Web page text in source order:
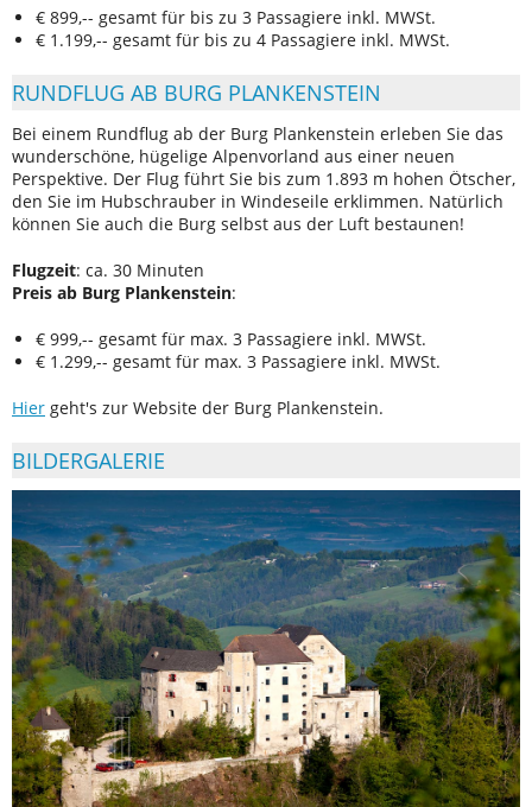
€ 899,-- gesamt für bis zu 3 Passagiere inkl. MWSt.
€ 1.199,-- gesamt für bis zu 4 Passagiere inkl. MWSt.
RUNDFLUG AB BURG PLANKENSTEIN
Bei einem Rundflug ab der Burg Plankenstein erleben Sie das
wunderschöne, hügelige Alpenvorland aus einer neuen
Perspektive. Der Flug führt Sie bis zum 1.893 m hohen Ötscher,
den Sie im Hubschrauber in Windeseile erklimmen. Natürlich
können Sie auch die Burg selbst aus der Luft bestaunen!
Flugzeit: ca. 30 Minuten
Preis ab Burg Plankenstein:
€ 999,-- gesamt für max. 3 Passagiere inkl. MWSt.
€ 1.299,-- gesamt für max. 3 Passagiere inkl. MWSt.
Hier geht's zur Website der Burg Plankenstein.
BILDERGALERIE